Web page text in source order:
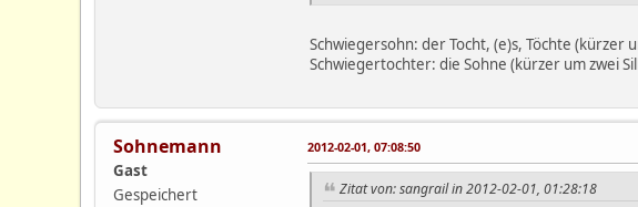
Schwiegersohn: der Tocht, (e)s, Töchte (kürzer
Schwiegertochter: die Sohne (kürzer um zwei
Sohnemann
Gast
Gespeichert
2012-02-01, 07:08:50
Zitat von: sangrail in 2012-02-01, 01:28:18